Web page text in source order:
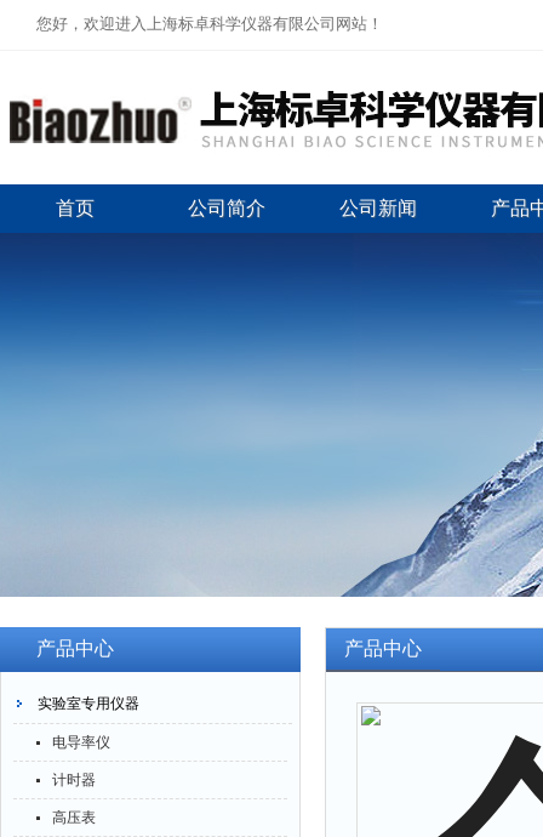
您好，欢迎进入上海标卓科学仪器有限公司网站！
首页 公司简介 公司新闻 产品
产品中心
实验室专用仪器
电导率仪
计时器
高压表
产品中心